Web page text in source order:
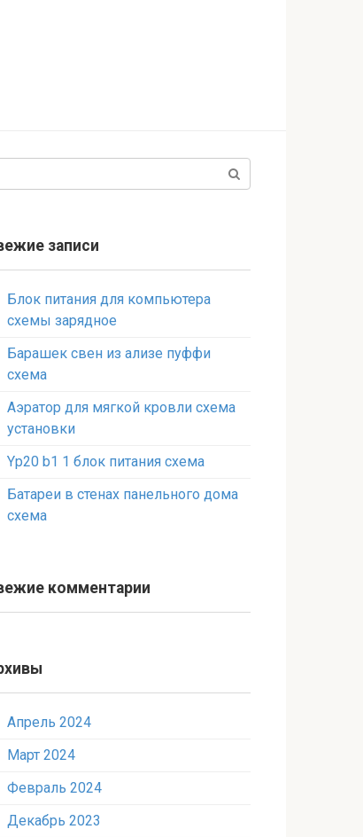
записи
Блок питания для компьютера
схемы зарядное
Барашек свен из ализе пуффи
схема
Аэратор для мягкой кровли схема
установки
Yp20 b1 1 блок питания схема
Батареи в стенах панельного дома
схема
комментарии
Апрель 2024
Март 2024
Февраль 2024
Декабрь 2023